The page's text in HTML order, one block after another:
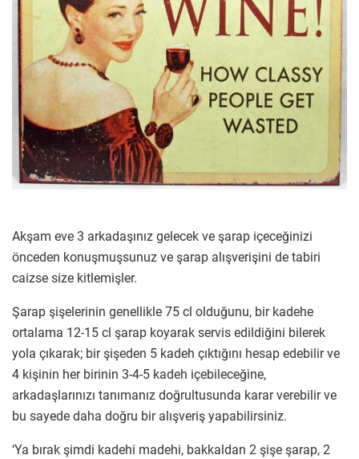
Akşam eve 3 arkadaşınız gelecek ve şarap içeceğinizi
önceden konuşmuşsunuz ve şarap alışverişini de tabiri
caizse size kitlemişler.
Şarap şişelerinin genellikle 75 cl olduğunu, bir kadehe
ortalama 12-15 cl şarap koyarak servis edildiğini bilerek
yola çıkarak; bir şişeden 5 kadeh çıktığını hesap edebilir ve
4 kişinin her birinin 3-4-5 kadeh içebileceğine,
arkadaşlarınızı tanımanız doğrultusunda karar verebilir ve
bu sayede daha doğru bir alışveriş yapabilirsiniz.
‘Ya bırak şimdi kadehi madehi, bakkaldan 2 şişe şarap, 2